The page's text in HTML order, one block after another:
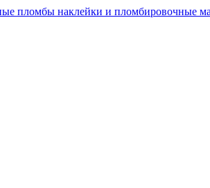
пломбы наклейки и пломбировочные